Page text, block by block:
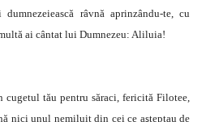
râvnă aprinzându-te, cu
ai cântat lui Dumnezeu: Aliluia!
tău pentru săraci, fericită Filotee,
nici unul nemiluit din cei ce aşteptau de